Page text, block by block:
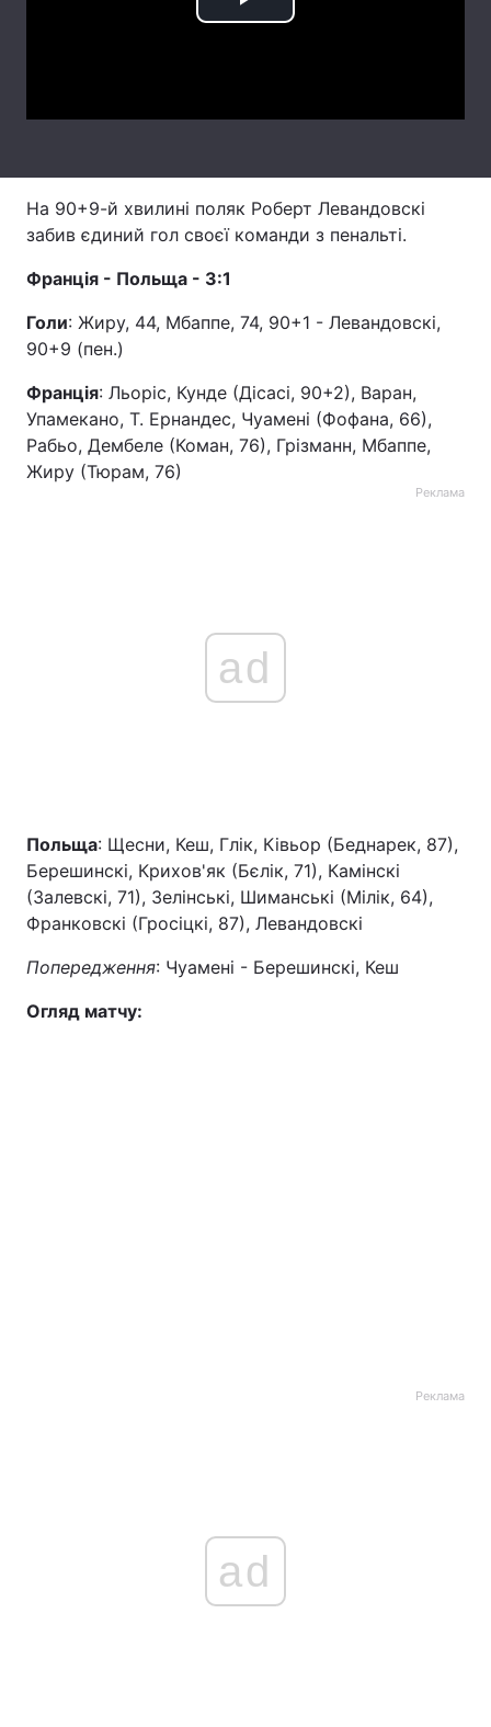
Тема оформлення
Play
На 90+9-й хвилині поляк Роберт Левандовскі
забив єдиний гол своєї команди з пенальті.
Франція - Польща - 3:1
Голи: Жиру, 44, Мбаппе, 74, 90+1 - Левандовскі,
90+9 (пен.)
Франція: Льоріс, Кунде (Дісасі, 90+2), Варан,
Упамекано, Т. Ернандес, Чуамені (Фофана, 66),
Рабьо, Дембеле (Коман, 76), Грізманн, Мбаппе,
Жиру (Тюрам, 76)
Реклама
ad
Польща: Щесни, Кеш, Глік, Ківьор (Беднарек, 87),
Берешинскі, Крихов'як (Бєлік, 71), Камінскі
(Залевскі, 71), Зелінські, Шиманські (Мілік, 64),
Франковскі (Гросіцкі, 87), Левандовскі
Попередження: Чуамені - Берешинскі, Кеш
Огляд матчу:
Реклама
ad